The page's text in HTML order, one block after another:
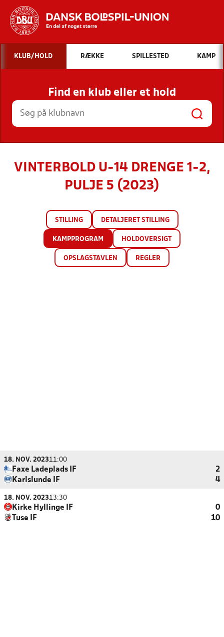
Hvad vil du søge efter?
INDHOLD OG NYHEDER
STILLINGER, RESULTATER, KLUBBER OG
HOLD
KLUB/HOLD RÆKKE SPILLESTED KAMP
Find en klub eller et hold
VINTERBOLD U-14 DRENGE 1-2,
PULJE 5 (2023)
STILLING DETALJERET STILLING
KAMPPROGRAM HOLDOVERSIGT
OPSLAGSTAVLEN REGLER
18. NOV. 202311:00
Faxe Ladeplads IF
2
Karlslunde IF
4
18. NOV. 202313:30
Kirke Hyllinge IF
0
Tuse IF
10